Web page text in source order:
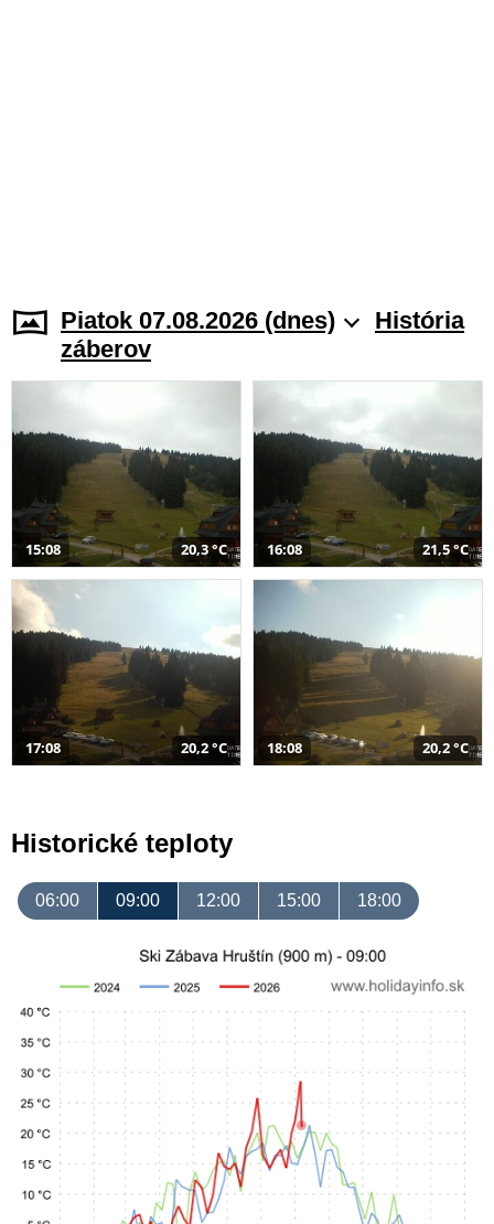
Piatok 07.08.2026 (dnes)
História
záberov
15:08 20,3 °C 16:08 21,5 °C
17:08 20,2 °C 18:08 20,2 °C
Historické teploty
06:00 09:00 12:00 15:00 18:00